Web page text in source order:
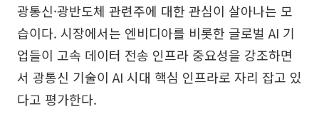
광통신·광반도체 관련주에 대한 관심이 살아나는 모
습이다. 시장에서는 엔비디아를 비롯한 글로벌 AI 기
업들이 고속 데이터 전송 인프라 중요성을 강조하면
서 광통신 기술이 AI 시대 핵심 인프라로 자리 잡고 있
다고 평가한다.